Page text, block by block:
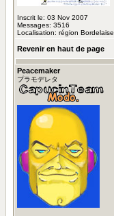
Inscrit le: 03 Nov 2007
Messages: 3516
Localisation: région Bordelaise
Revenir en haut de page
Peacemaker
プラモデレタ